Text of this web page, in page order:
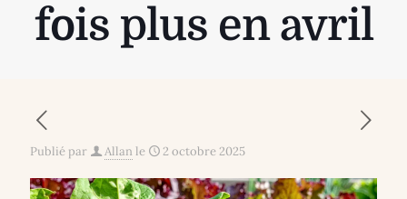
fois plus en avril
Publié par Allan le 2 octobre 2025